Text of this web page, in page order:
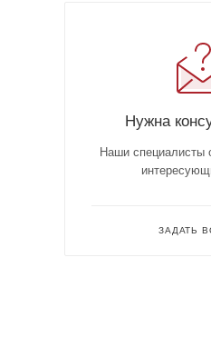
Нужна
Наши специалисты
ЗАДАТЬ